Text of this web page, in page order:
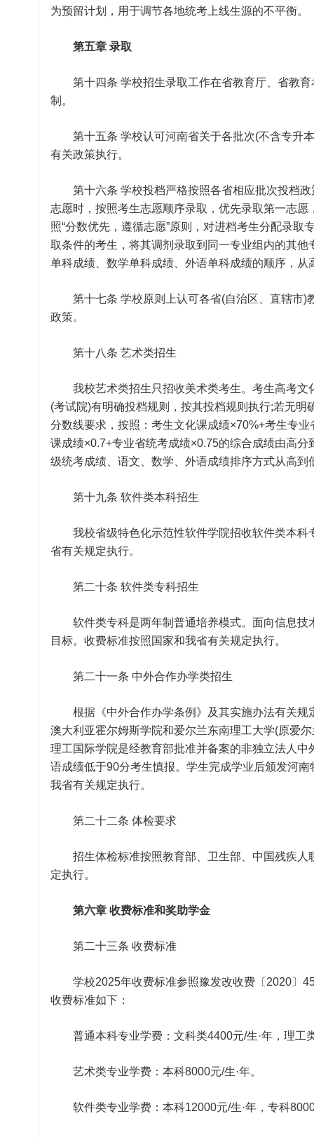
为预留计划，用于调节各地统考上线生源的不平衡。
第五章 录取
第十四条 学校招生录取工作在省教育厅、省教育
制。
第十五条 学校认可河南省关于各批次(不含专升本
有关政策执行。
第十六条 学校投档严格按照各省相应批次投档政
志愿时，按照考生志愿顺序录取，优先录取第一志
照“分数优先，遵循志愿”原则，对进档考生分配录
取条件的考生，将其调剂录取到同一专业组内的其
单科成绩、数学单科成绩、外语单科成绩的顺序，从
第十七条 学校原则上认可各省(自治区、直辖市)
政策。
第十八条 艺术类招生
我校艺术类招生只招收美术类考生。考生高考文
(考试院)有明确投档规则，按其投档规则执行;若无
分数线要求，按照：考生文化课成绩×70%+考生专
课成绩×0.7+专业省统考成绩×0.75的综合成绩由高
级统考成绩、语文、数学、外语成绩排序方式从高到
第十九条 软件类本科招生
我校省级特色化示范性软件学院招收软件类本科
省有关规定执行。
第二十条 软件类专科招生
软件类专科是两年制普通培养模式。面向信息技
目标。收费标准按照国家和我省有关规定执行。
第二十一条 中外合作办学类招生
根据《中外合作办学条例》及其实施办法有关规
澳大利亚霍尔姆斯学院和爱尔兰东南理工大学(原爱
理工国际学院是经教育部批准并备案的非独立法人
语成绩低于90分考生慎报。学生完成学业后颁发河
我省有关规定执行。
第二十二条 体检要求
招生体检标准按照教育部、卫生部、中国残疾人
定执行。
第六章 收费标准和奖助学金
第二十三条 收费标准
学校2025年收费标准参照豫发改收费〔2020〕
收费标准如下：
普通本科专业学费：文科类4400元/生·年，理工
艺术类专业学费：本科8000元/生·年。
软件类专业学费：本科12000元/生·年，专科8000